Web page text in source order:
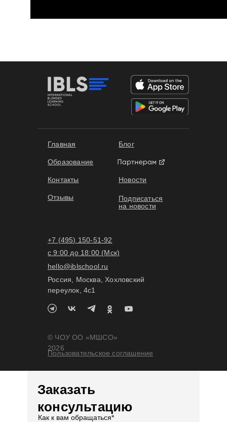
Главная
Образование
Отзывы
Контакты
+7 (495) 150-51-92
с 9:00 до 18:00 (Мск)
hello@iblschool.ru
Россия, Москва, Хохловский
переулок, 4c1
© ЧОУ ОО «МШСО»
2026
Пользовательское соглашение
Новости
Подписаться
на новости
Блог
Заказать
консультацию
Как к вам обращаться*